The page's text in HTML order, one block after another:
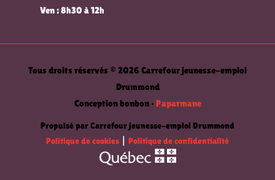
Ven : 8h30 à 12h
Tous droits réservés © 2026 Carrefour jeunesse-emploi
Drummond
Conception bonbon • Paparmane
Propulsé par Carrefour jeunesse-emploi Drummond
Politique de cookies
Politique de confidentialité